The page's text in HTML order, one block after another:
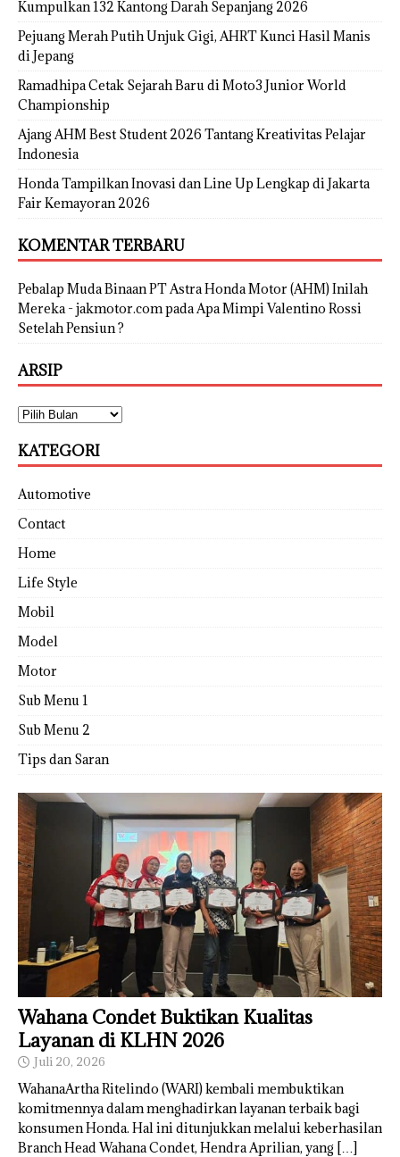
Kumpulkan 132 Kantong Darah Sepanjang 2026
Pejuang Merah Putih Unjuk Gigi, AHRT Kunci Hasil Manis
di Jepang
Ramadhipa Cetak Sejarah Baru di Moto3 Junior World
Championship
Ajang AHM Best Student 2026 Tantang Kreativitas Pelajar
Indonesia
Honda Tampilkan Inovasi dan Line Up Lengkap di Jakarta
Fair Kemayoran 2026
KOMENTAR TERBARU
Pebalap Muda Binaan PT Astra Honda Motor (AHM) Inilah
Mereka - jakmotor.compada Apa Mimpi Valentino Rossi
Setelah Pensiun ?
ARSIP
KATEGORI
Automotive
Contact
Home
Life Style
Mobil
Model
Motor
Sub Menu 1
Sub Menu 2
Tips dan Saran
Wahana Condet Buktikan Kualitas
Layanan di KLHN 2026
Juli 20, 2026
WahanaArtha Ritelindo (WARI) kembali membuktikan
komitmennya dalam menghadirkan layanan terbaik bagi
konsumen Honda. Hal ini ditunjukkan melalui keberhasilan
Branch Head Wahana Condet, Hendra Aprilian, yang […]